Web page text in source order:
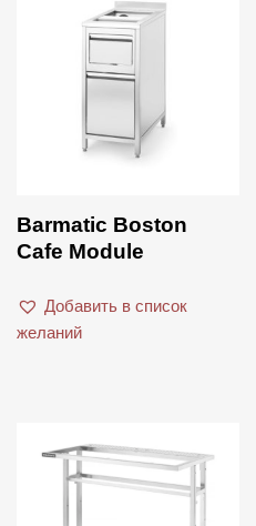
Vitamix
Barmatic Boston
Cafe Module
Добавить в список
желаний